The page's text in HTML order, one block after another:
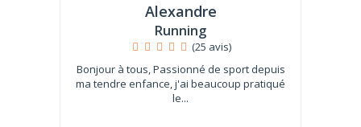
Alexandre
Running
(25 avis)
Bonjour à tous, Passionné de sport depuis
ma tendre enfance, j'ai beaucoup pratiqué
le...